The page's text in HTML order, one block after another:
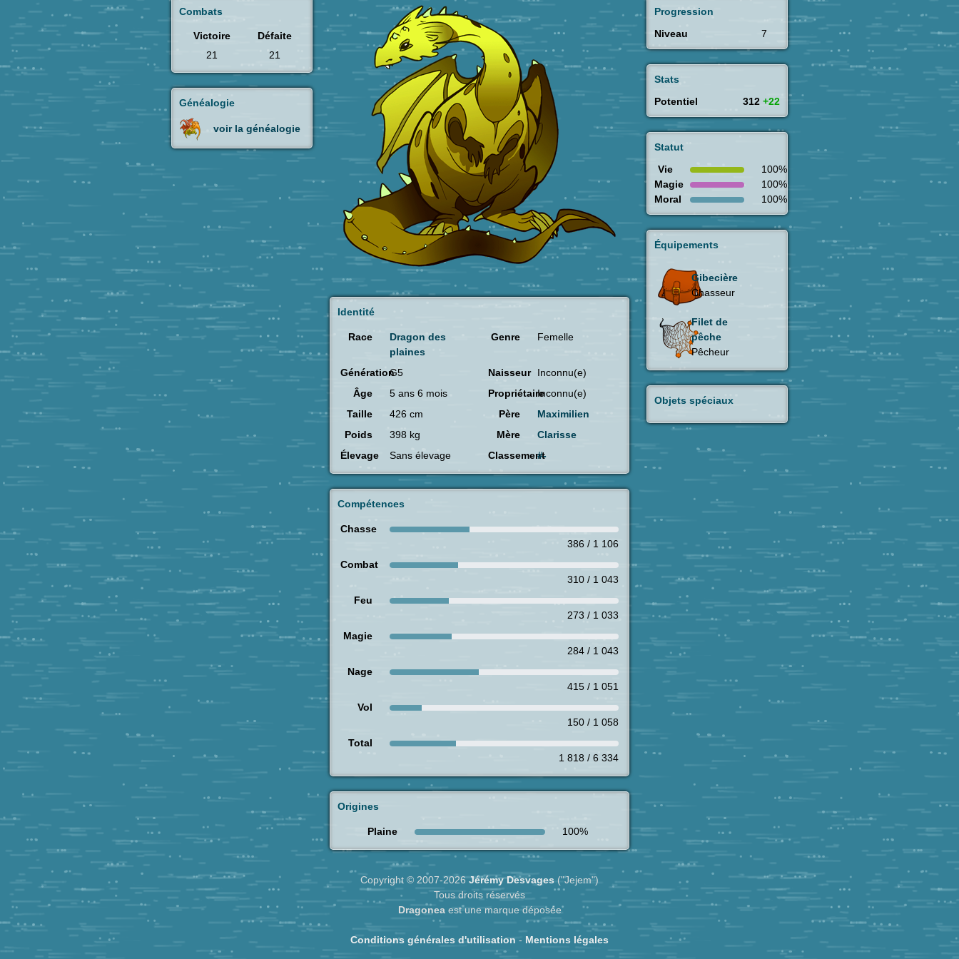
Combats
Victoire
Défaite
21
21
Généalogie
voir la généalogie
Identité
Race
Dragon des
plaines
Genre Femelle
GénérationG5 Naisseur
Inconnu(e)
Âge
5 ans 6 mois PropriétaireInconnu(e)
Taille
426 cm Père
Maximilien
Poids
398 kg Mère
Clarisse
Élevage
Sans élevage Classement
#-
Compétences
Chasse
386 / 1 106
Combat
310 / 1 043
Feu
273 / 1 033
Magie
284 / 1 043
Nage
415 / 1 051
Vol
150 / 1 058
Total
1 818 / 6 334
Origines
Plaine 100%
Progression
Niveau
7
Stats
Potentiel
312 +22
Statut
Vie
100%
Magie
100%
Moral
100%
Équipements
Gibecière
Chasseur
Filet de
pêche
Pêcheur
Objets spéciaux
Copyright © 2007-2026Jérémy Desvages ("Jejem")
Tous droits réservés
Dragoneaest une marque déposée
Conditions générales d'utilisation - Mentions légales